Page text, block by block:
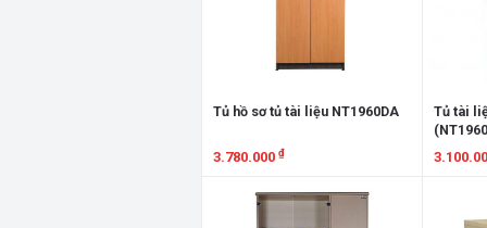
Tủ hồ sơ tủ tài liệu NT1960DA
3.780.000 ₫
Xem chi tiết
Tủ tài